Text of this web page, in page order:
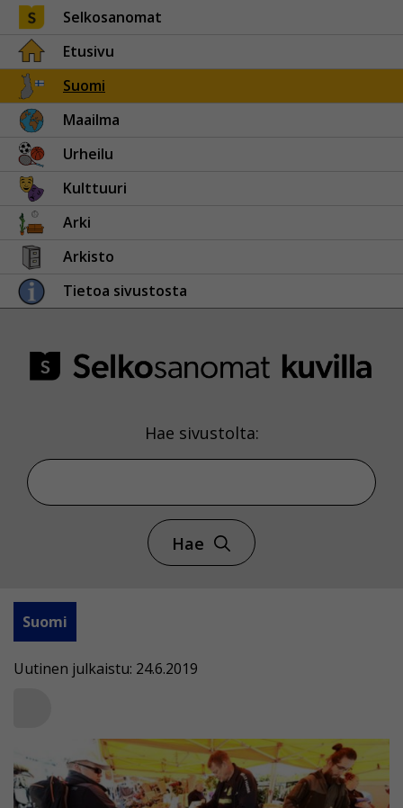
Selkosanomat
Etusivu
Suomi
Maailma
Urheilu
Kulttuuri
Arki
Arkisto
Tietoa sivustosta
Hae sivustolta:
Hae
Suomi
Uutinen julkaistu: 24.6.2019